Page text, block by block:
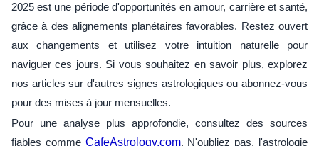
2025 est une période d'opportunités en amour, carrière et santé,
grâce à des alignements planétaires favorables. Restez ouvert
aux changements et utilisez votre intuition naturelle pour
naviguer ces jours. Si vous souhaitez en savoir plus, explorez
nos articles sur d'autres signes astrologiques ou abonnez-vous
pour des mises à jour mensuelles.
Pour une analyse plus approfondie, consultez des sources
fiables comme CafeAstrology.com. N'oubliez pas, l'astrologie